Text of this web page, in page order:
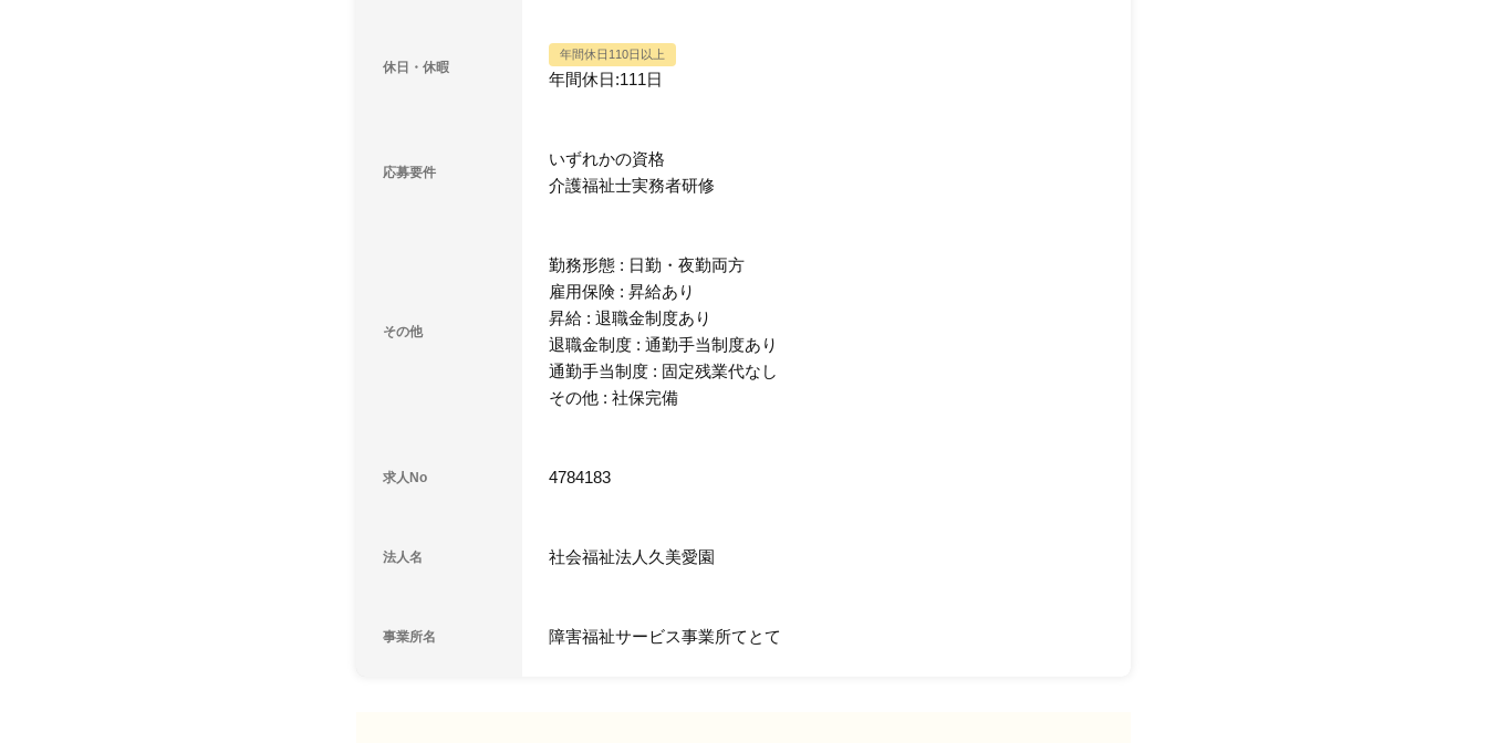
休日・休暇
年間休日110日以上
年間休日:111日
応募要件
いずれかの資格
介護福祉士実務者研修
その他
勤務形態 : 日勤・夜勤両方
雇用保険 : 昇給あり
昇給 : 退職金制度あり
退職金制度 : 通勤手当制度あり
通勤手当制度 : 固定残業代なし
その他 : 社保完備
求人No 4784183
法人名 社会福祉法人久美愛園
事業所名 障害福祉サービス事業所てとて